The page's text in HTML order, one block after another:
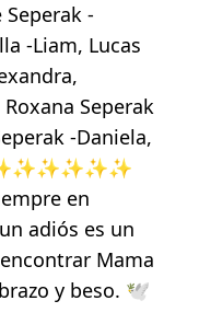
-
-Liam, Lucas
Seperak
-Daniela,
en
adiós es un
Mama
y beso. 🕊